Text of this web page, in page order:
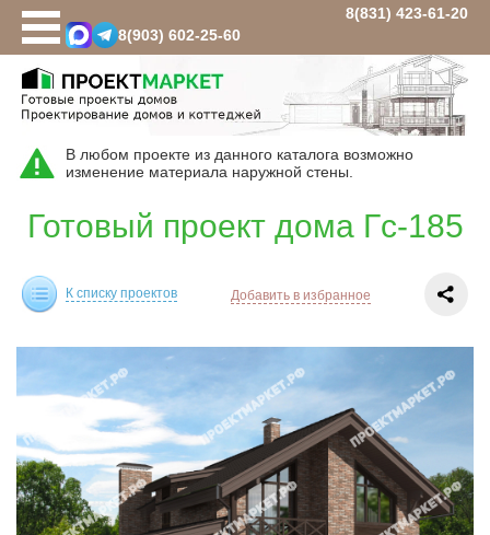
8(831) 423-61-20
8(903) 602-25-60
Проекты домов
до 100 кв.м
100-150 кв.м
130 кв.м
160 кв.м
180 кв.м
200 кв.м
250 кв.м
Этажность
В любом проекте из данного каталога возможно
изменение материала наружной стены.
Готовый проект дома Гс-185
К списку проектов Добавить в избранное